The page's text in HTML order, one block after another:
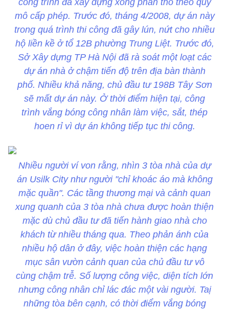
mô cấp phép. Trước đó, tháng 4/2008, dự án này
trong quá trình thi công đã gây lún, nứt cho nhiều
hộ liền kề ở tổ 12B phường Trung Liệt. Trước đó,
Sở Xây dựng TP Hà Nội đã rà soát một loạt các
dự án nhà ở chậm tiến độ trên địa bàn thành
phố. Nhiều khả năng, chủ đầu tư 198B Tây Sơn
sẽ mất dự án này. Ở thời điểm hiện tại, công
trình vắng bóng công nhân làm việc, sắt, thép
hoen rỉ vì dự án không tiếp tục thi công.
Nhiều người ví von rằng, nhìn 3 tòa nhà của dự
án Usilk City như người "chỉ khoác áo mà không
mặc quần". Các tầng thương mại và cảnh quan
xung quanh của 3 tòa nhà chưa được hoàn thiện
mặc dù chủ đầu tư đã tiến hành giao nhà cho
khách từ nhiều tháng qua. Theo phản ánh của
nhiều hộ dân ở đây, việc hoàn thiện các hạng
mục sân vườn cảnh quan của chủ đầu tư vô
cùng chậm trễ. Số lượng công việc, diện tích lớn
nhưng công nhân chỉ lác đác một vài người. Taị
những tòa bên cạnh, có thời điểm vắng bóng